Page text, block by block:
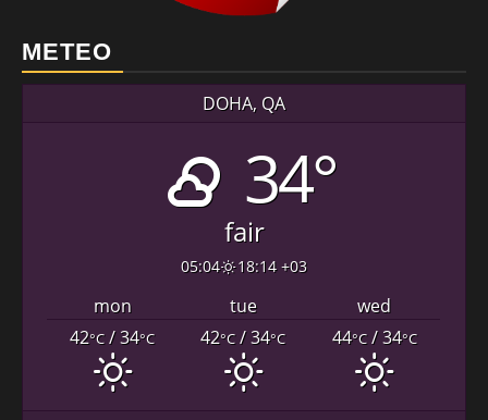
METEO
DOHA, QA
34°
fair
05:04 18:14 +03
mon tue
wed
42°C/ 34°C 42°C/ 34°C 44°C/ 34°C